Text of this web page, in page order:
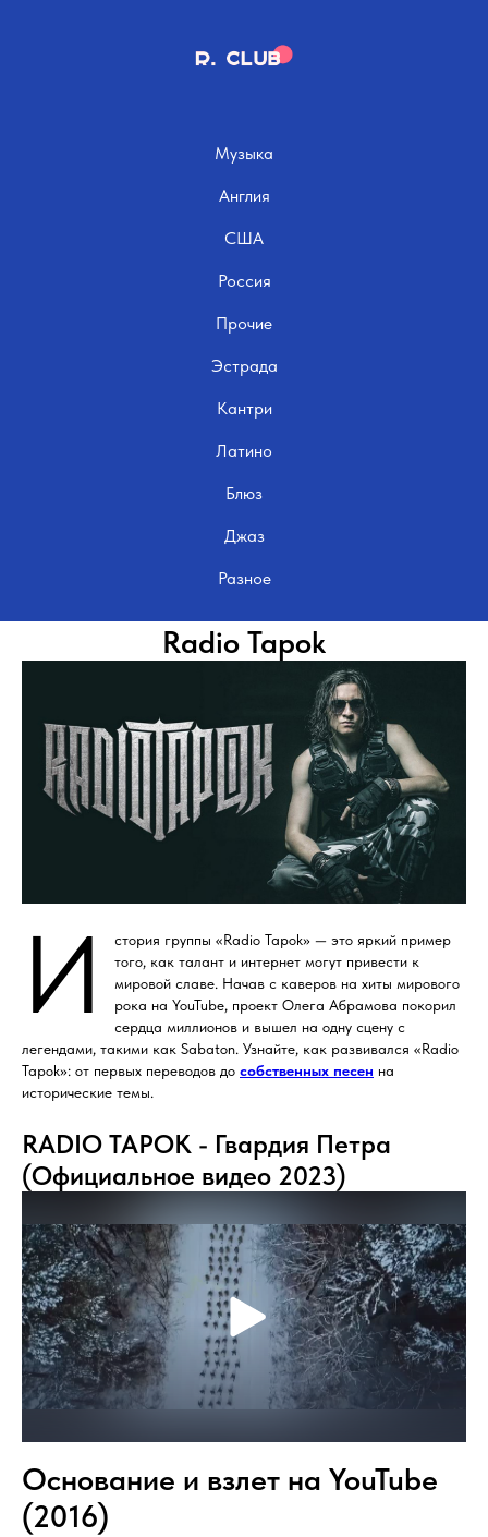
Музыка
Англия
США
Россия
Прочие
Эстрада
Кантри
Латино
Блюз
Джаз
Разное
Radio Tapok
И
стория группы «Radio Tapok» — это яркий пример
того, как талант и интернет могут привести к
мировой славе. Начав с каверов на хиты мирового
рока на YouTube, проект Олега Абрамова покорил
сердца миллионов и вышел на одну сцену с
легендами, такими как Sabaton. Узнайте, как развивался «Radio
Tapok»: от первых переводов до собственных песен на
исторические темы.
RADIO TAPOK - Гвардия Петра
(Официальное видео 2023)
Основание и взлет на YouTube
(2016)